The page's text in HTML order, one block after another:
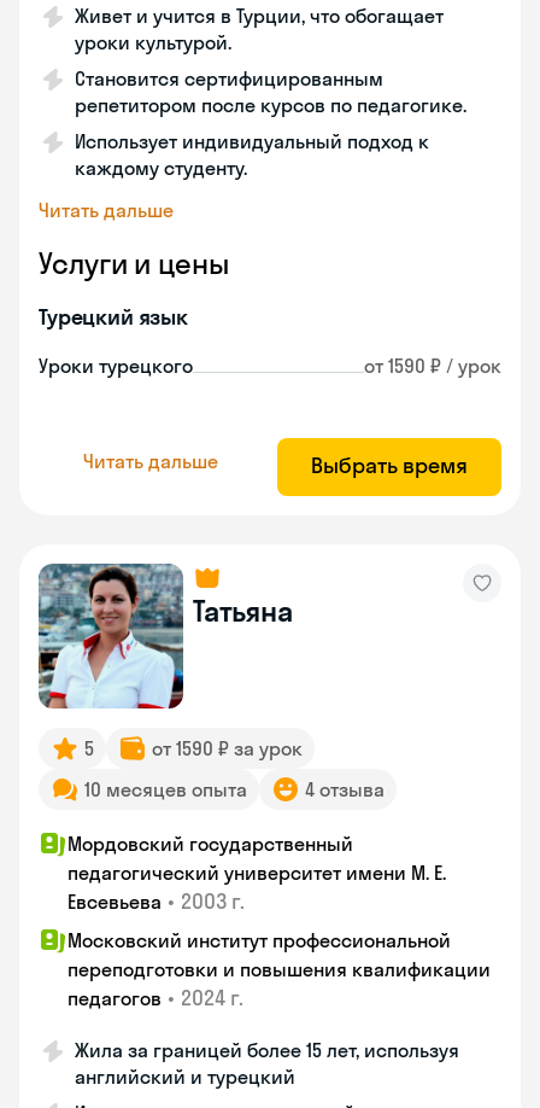
Живет и учится в Турции, что обогащает
уроки культурой.
Становится сертифицированным
репетитором после курсов по педагогике.
Использует индивидуальный подход к
каждому студенту.
Читать дальше
Услуги и цены
Турецкий язык
Уроки турецкого от 1590 ₽ / урок
Читать дальше Выбрать время
Татьяна
5
от 1590 ₽ за урок
10 месяцев опыта
4 отзыва
Мордовский государственный
педагогический университет имени М. Е.
Евсевьева • 2003 г.
Московский институт профессиональной
переподготовки и повышения квалификации
педагогов • 2024 г.
Жила за границей более 15 лет, используя
английский и турецкий